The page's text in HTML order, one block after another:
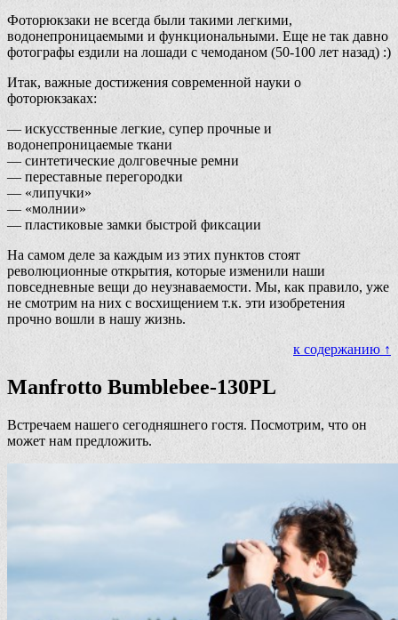
Фоторюкзаки не всегда были такими легкими,
водонепроницаемыми и функциональными. Еще не так давно
фотографы ездили на лошади с чемоданом (50-100 лет назад) :)
Итак, важные достижения современной науки о
фоторюкзаках:
— искусственные легкие, супер прочные и
водонепроницаемые ткани
— синтетические долговечные ремни
— переставные перегородки
— «липучки»
— «молнии»
— пластиковые замки быстрой фиксации
На самом деле за каждым из этих пунктов стоят
революционные открытия, которые изменили наши
повседневные вещи до неузнаваемости. Мы, как правило, уже
не смотрим на них с восхищением т.к. эти изобретения
прочно вошли в нашу жизнь.
к содержанию ↑
Manfrotto Bumblebee-130PL
Встречаем нашего сегодняшнего гостя. Посмотрим, что он
может нам предложить.